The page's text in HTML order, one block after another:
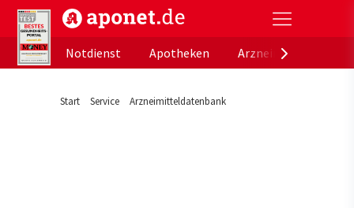
aponet.de - Das offizielle Gesundheitsportal der
Notdienst
Apotheken
Start Service Arzneimitteldatenbank